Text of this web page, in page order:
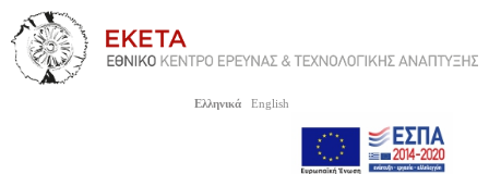
Ελληνικά English